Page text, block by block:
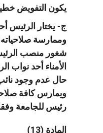
يكون التفويض
ج- يختار الرئيس
وممارسة
شغور منصب
الأمناء أحد نواب
حال عدم وجود
ويمارس كافة
رئيس للجامعة
المادة (13)